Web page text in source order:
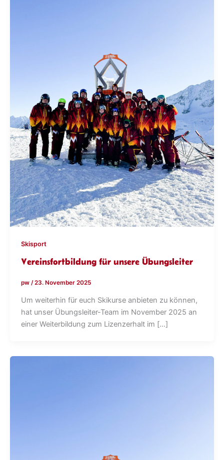
Skisport
Vereinsfortbildung für unsere Übungsleiter
pw /23. November 2025
Um weiterhin für euch Skikurse anbieten zu können,
hat unser Übungsleiter-Team im November 2025 an
einer Weiterbildung zum Lizenzerhalt im […]